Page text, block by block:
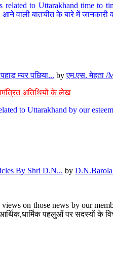
to Uttarakhand time to
वाली बातचीत के बारे में
म्यर पछिया... byएम.एस. मेहता /
अतिथियों के लेख
to Uttarakhand by our
By Shri D.N... by D.N.Barola
on those news by our
पहलुओं पर सदस्यों के